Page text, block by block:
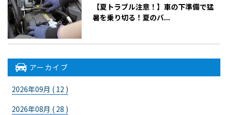
【夏トラブル注意！】車の下準備で猛
暑を乗り切る！夏のバ...
アーカイブ
2026年09月 ( 12 )
2026年08月 ( 28 )